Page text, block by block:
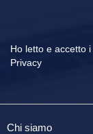
Ho letto e accetto i
Privacy
Chi siamo